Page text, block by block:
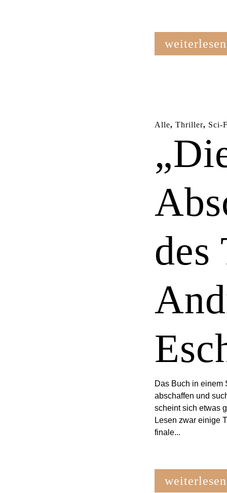
weiterlesen
Alle, Thriller, Sci-
des
Das Buch in einem
abschaffen und
scheint sich etwas
Lesen zwar einige
finale...
weiterlesen